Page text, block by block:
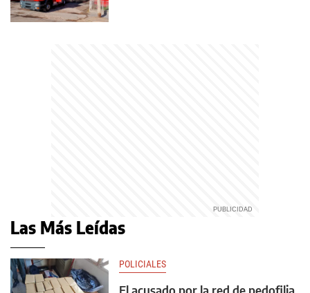
Las Más Leídas
POLICIALES